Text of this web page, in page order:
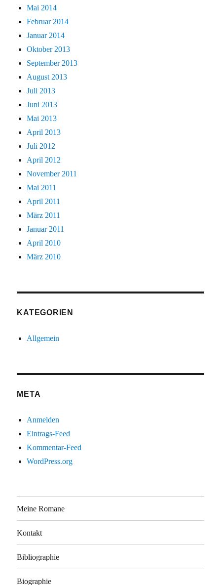
Mai 2014
Februar 2014
Januar 2014
Oktober 2013
September 2013
August 2013
Juli 2013
Juni 2013
Mai 2013
April 2013
Juli 2012
April 2012
November 2011
Mai 2011
April 2011
März 2011
Januar 2011
April 2010
März 2010
KATEGORIEN
Allgemein
META
Anmelden
Eintrags-Feed
Kommentar-Feed
WordPress.org
Meine Romane
Kontakt
Bibliographie
Biographie